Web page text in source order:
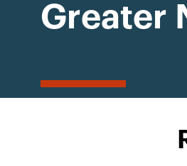
Greater